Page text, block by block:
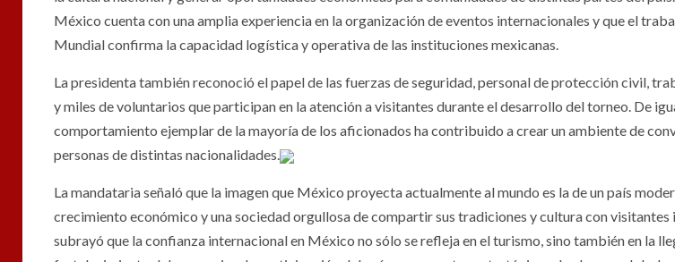
México cuenta con una amplia experiencia en la organización de eventos internacionales y que el
Mundial confirma la capacidad logística y operativa de las instituciones mexicanas.
La presidenta también reconoció el papel de las fuerzas de seguridad, personal de protección civil,
y miles de voluntarios que participan en la atención a visitantes durante el desarrollo del torneo. De
comportamiento ejemplar de la mayoría de los aficionados ha contribuido a crear un ambiente de
personas de distintas nacionalidades.
La mandataria señaló que la imagen que México proyecta actualmente al mundo es la de un país
crecimiento económico y una sociedad orgullosa de compartir sus tradiciones y cultura con visitantes
subrayó que la confianza internacional en México no sólo se refleja en el turismo, sino también en la